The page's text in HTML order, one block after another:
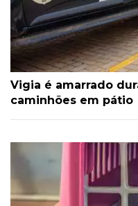
Vigia é amarrado
caminhões em pátio